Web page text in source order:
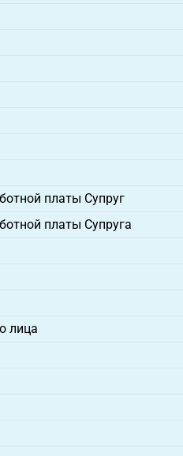
платы Супруг
платы Супруга
лица